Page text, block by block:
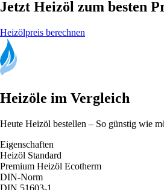
Jetzt Heizöl zum besten
Heizölpreis berechnen
Heizöle im Vergleich
Heute Heizöl bestellen – So günstig wie
Eigenschaften
Heizöl Standard
Premium Heizöl Ecotherm
DIN-Norm
DIN 51603-1